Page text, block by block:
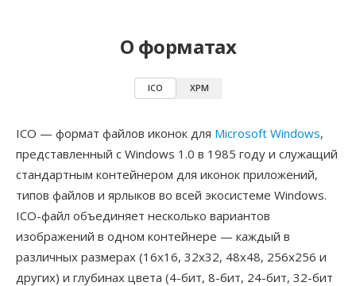
О форматах
ICO XPM
ICO — формат файлов иконок для Microsoft Windows,
представленный с Windows 1.0 в 1985 году и служащий
стандартным контейнером для иконок приложений,
типов файлов и ярлыков во всей экосистеме Windows.
ICO-файл объединяет несколько вариантов
изображений в одном контейнере — каждый в
различных размерах (16x16, 32x32, 48x48, 256x256 и
других) и глубинах цвета (4-бит, 8-бит, 24-бит, 32-бит